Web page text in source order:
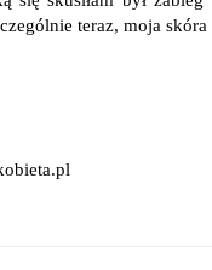
teraz, moja